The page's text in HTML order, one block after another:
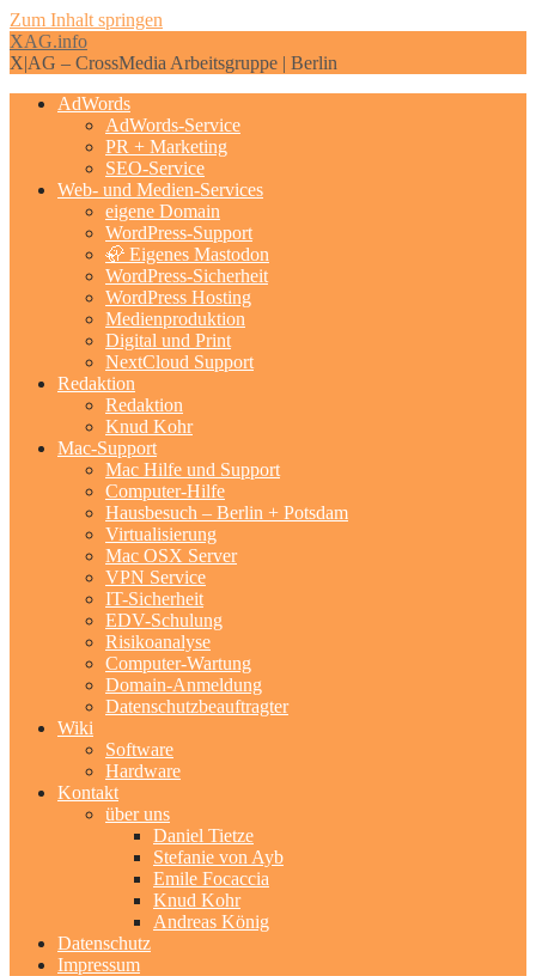
Zum Inhalt springen
XAG.info
X|AG – CrossMedia Arbeitsgruppe | Berlin
AdWords
AdWords-Service
PR + Marketing
SEO-Service
Web- und Medien-Services
eigene Domain
WordPress-Support
🦣 Eigenes Mastodon
WordPress-Sicherheit
WordPress Hosting
Medienproduktion
Digital und Print
NextCloud Support
Redaktion
Redaktion
Knud Kohr
Mac-Support
Mac Hilfe und Support
Computer-Hilfe
Hausbesuch – Berlin + Potsdam
Virtualisierung
Mac OSX Server
VPN Service
IT-Sicherheit
EDV-Schulung
Risikoanalyse
Computer-Wartung
Domain-Anmeldung
Datenschutzbeauftragter
Wiki
Software
Hardware
Kontakt
über uns
Daniel Tietze
Stefanie von Ayb
Emile Focaccia
Knud Kohr
Andreas König
Datenschutz
Impressum